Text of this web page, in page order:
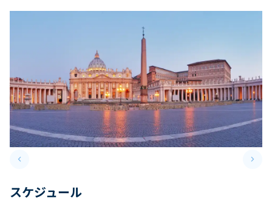
keyboard_arrow_leftPrevious slide keyboard_arrow_right
スケジュール